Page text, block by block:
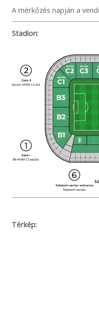
A mérkőzés napján a
Stadion:
Térkép: